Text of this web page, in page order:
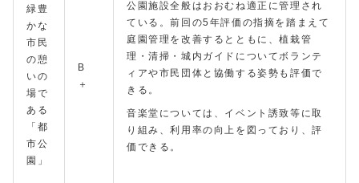
緑豊
かな
市民
の憩
いの
場で
ある
「都
市公
園」
B
＋
公園施設全般はおおむね適正に管理され
ている。前回の5年評価の指摘を踏まえて
庭園管理を改善するとともに、植栽管
理・清掃・城内ガイドについてボランテ
ィアや市民団体と協働する姿勢も評価で
きる。
音楽堂については、イベント誘致等に取
り組み、利用率の向上を図っており、評
価できる。